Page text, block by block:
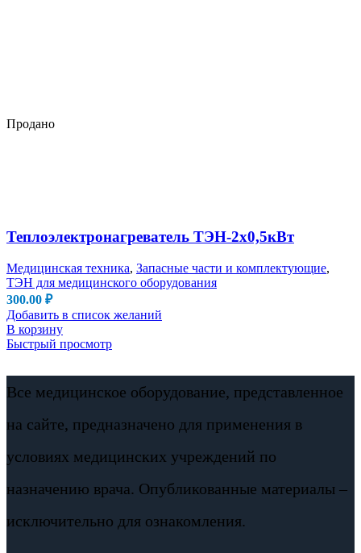
Продано
Теплоэлектронагреватель ТЭН-2х0,5кВт
Медицинская техника, Запасные части и комплектующие,
ТЭН для медицинского оборудования
300.00 ₽
Добавить в список желаний
В корзину
Быстрый просмотр
Все медицинское оборудование, представленное
на сайте, предназначено для применения в
условиях медицинских учреждений по
назначению врача. Опубликованные материалы –
исключительно для ознакомления.